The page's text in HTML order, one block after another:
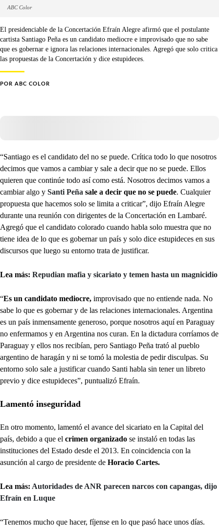
ABC Color
El presidenciable de la Concertación Efraín Alegre afirmó que el postulante
cartista Santiago Peña es un candidato mediocre e improvisado que no sabe
que es gobernar e ignora las relaciones internacionales. Agregó que solo critica
las propuestas de la Concertación y dice estupideces.
POR ABC COLOR
“Santiago es el candidato del no se puede. Crítica todo lo que nosotros
decimos que vamos a cambiar y sale a decir que no se puede. Ellos
quieren que continúe todo así como está. Nosotros decimos vamos a
cambiar algo y Santi Peña sale a decir que no se puede. Cualquier
propuesta que hacemos solo se limita a criticar”, dijo Efraín Alegre
durante una reunión con dirigentes de la Concertación en Lambaré.
Agregó que el candidato colorado cuando habla solo muestra que no
tiene idea de lo que es gobernar un país y solo dice estupideces en sus
discursos que luego su entorno trata de justificar.
Lea más: Repudian mafia y sicariato y temen hasta un magnicidio
“Es un candidato mediocre, improvisado que no entiende nada. No
sabe lo que es gobernar y de las relaciones internacionales. Argentina
es un país inmensamente generoso, porque nosotros aquí en Paraguay
no enfermamos y en Argentina nos curan. En la dictadura corríamos de
Paraguay y ellos nos recibían, pero Santiago Peña trató al pueblo
argentino de haragán y ni se tomó la molestia de pedir disculpas. Su
entorno solo sale a justificar cuando Santi habla sin tener un libreto
previo y dice estupideces”, puntualizó Efraín.
Lamentó inseguridad
En otro momento, lamentó el avance del sicariato en la Capital del
país, debido a que el crimen organizado se instaló en todas las
instituciones del Estado desde el 2013. En coincidencia con la
asunción al cargo de presidente de Horacio Cartes.
Lea más: Autoridades de ANR parecen narcos con capangas, dijo
Efraín en Luque
“Tenemos mucho que hacer, fíjense en lo que pasó hace unos días.